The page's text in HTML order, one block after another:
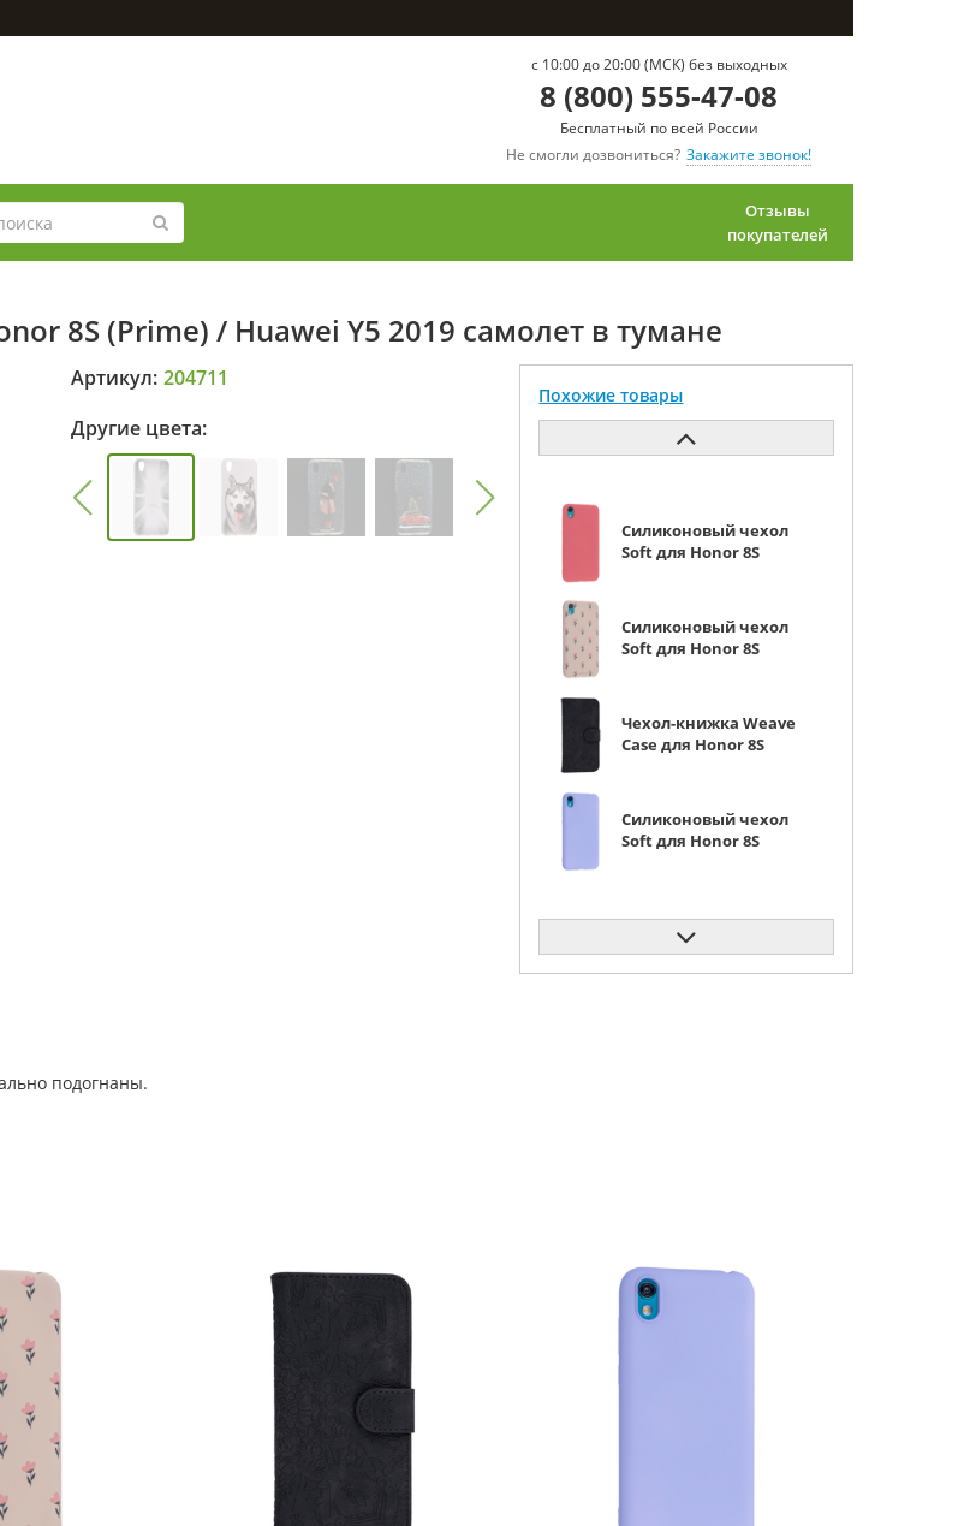
c 10:00 до 20:00 (МСК) без выходных
8 (800) 555-47-08
Бесплатный по всей России
Не смогли дозвониться? Закажите звонок!
Отзывы
покупателей
8S (Prime) / Huawei Y5 2019 самолет в тумане
Артикул: 204711
Другие цвета:
Похожие товары
Силиконовый чехол
Soft для Honor 8S
Силиконовый чехол
Soft для Honor 8S
Чехол-книжка Weave
Case для Honor 8S
Силиконовый чехол
Soft для Honor 8S
Силиконовый чехол
Soft для Honor 8S
(Prime) / Huawei Y5
2019 розовый
2019 кусь
Силиконовый чехол
Picture для Honor 8S
подогнаны.